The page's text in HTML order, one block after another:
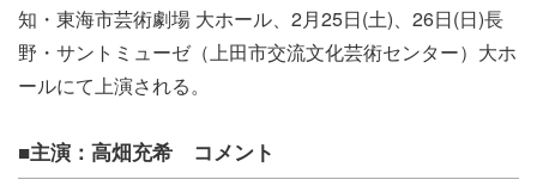
知・東海市芸術劇場 大ホール、2月25日(土)、26日(日)長
野・サントミューゼ（上田市交流文化芸術センター）大ホ
ールにて上演される。
■主演：高畑充希 コメント